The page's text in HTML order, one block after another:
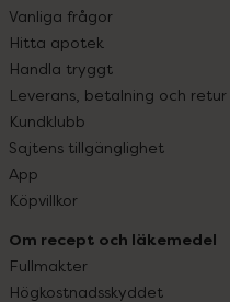
Vanliga frågor
Hitta apotek
Handla tryggt
Leverans, betalning och retur
Kundklubb
Sajtens tillgänglighet
App
Köpvillkor
Om recept och läkemedel
Fullmakter
Högkostnadsskyddet